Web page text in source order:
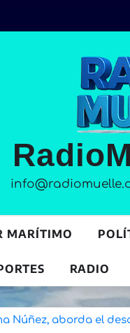
MARÍTIMO
RADIO
Núñez, aborda el